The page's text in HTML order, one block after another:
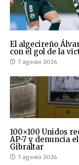
El algecireño
con el gol de la
7 agosto 2026
100×100 Unidos
AP-7 y denuncia
Gibraltar
7 agosto 2026